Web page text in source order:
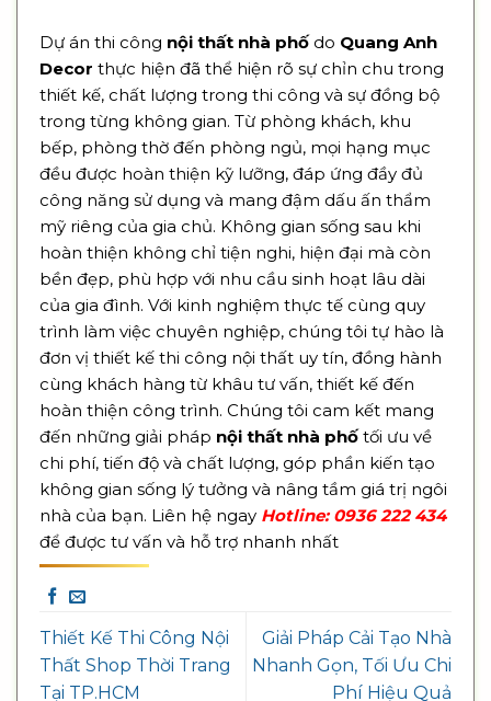
Dự án thi công nội thất nhà phốdo Quang Anh
Decor thực hiện đã thể hiện rõ sự chỉn chu trong
thiết kế, chất lượng trong thi công và sự đồng bộ
trong từng không gian. Từ phòng khách, khu
bếp, phòng thờ đến phòng ngủ, mọi hạng mục
đều được hoàn thiện kỹ lưỡng, đáp ứng đầy đủ
công năng sử dụng và mang đậm dấu ấn thẩm
mỹ riêng của gia chủ. Không gian sống sau khi
hoàn thiện không chỉ tiện nghi, hiện đại mà còn
bền đẹp, phù hợp với nhu cầu sinh hoạt lâu dài
của gia đình. Với kinh nghiệm thực tế cùng quy
trình làm việc chuyên nghiệp, chúng tôi tự hào là
đơn vị thiết kế thi công nội thất uy tín, đồng hành
cùng khách hàng từ khâu tư vấn, thiết kế đến
hoàn thiện công trình. Chúng tôi cam kết mang
đến những giải pháp nội thất nhà phốtối ưu về
chi phí, tiến độ và chất lượng, góp phần kiến tạo
không gian sống lý tưởng và nâng tầm giá trị ngôi
nhà của bạn. Liên hệ ngay Hotline: 0936 222 434
để được tư vấn và hỗ trợ nhanh nhất
Thiết Kế Thi Công Nội
Thất Shop Thời Trang
Tại TP.HCM
Giải Pháp Cải Tạo Nhà
Nhanh Gọn, Tối Ưu Chi
Phí Hiệu Quả